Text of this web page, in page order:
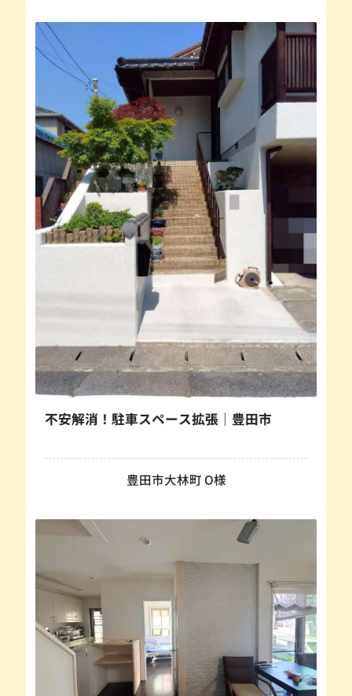
不安解消！駐車スペース拡張｜豊田市
豊田市大林町 O様